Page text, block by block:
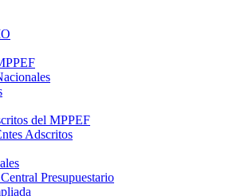
del MPPEF
Adscritos
Presupuestario